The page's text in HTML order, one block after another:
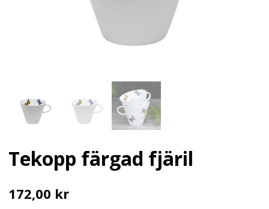
Tekopp färgad fjäril
172,00 kr